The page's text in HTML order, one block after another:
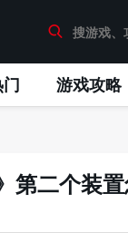
游戏攻略
第二个装